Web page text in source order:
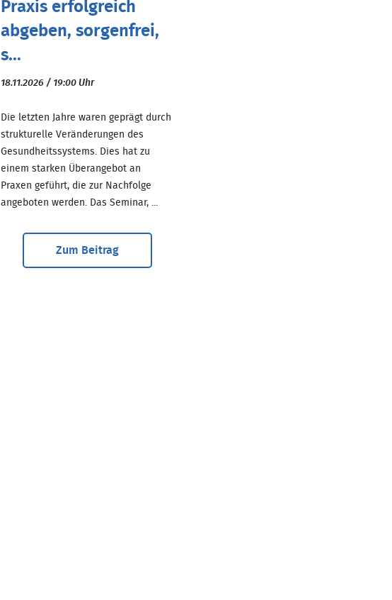
Praxis erfolgreich
abgeben, sorgenfrei,
s...
18.11.2026 / 19:00 Uhr
Die letzten Jahre waren geprägt durch
strukturelle Veränderungen des
Gesundheitssystems. Dies hat zu
einem starken Überangebot an
Praxen geführt, die zur Nachfolge
angeboten werden. Das Seminar, ...
Zum Beitrag